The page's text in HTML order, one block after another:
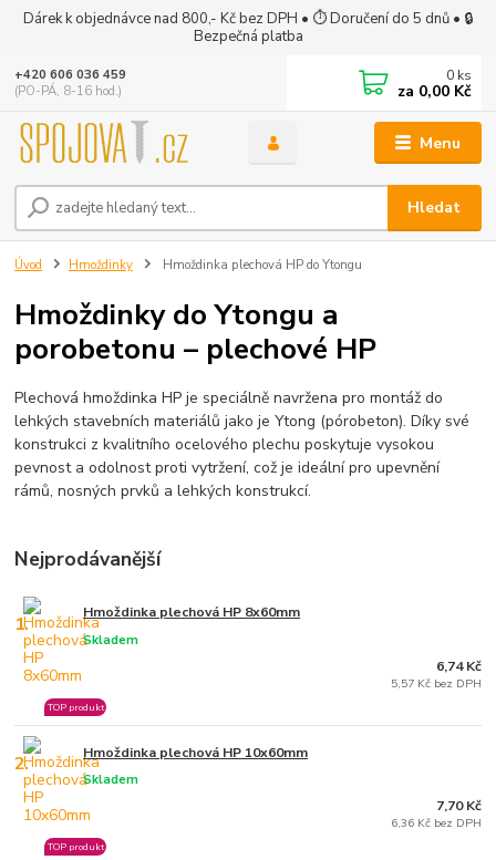
Dárek k objednávce nad 800,- Kč bez DPH • ⏱ Doručení do 5 dnů • 🔒
Bezpečná platba
Menu
Hledat
+420 606 036 459
(PO-PÁ, 8-16 hod.)
0 ks
za 0,00 Kč
Úvod Hmoždinky Hmoždinka plechová HP do Ytongu
Hmoždinky do Ytongu a
porobetonu – plechové HP
Plechová hmoždinka HP je speciálně navržena pro montáž do
lehkých stavebních materiálů jako je Ytong (pórobeton). Díky své
konstrukci z kvalitního ocelového plechu poskytuje vysokou
pevnost a odolnost proti vytržení, což je ideální pro upevnění
rámů, nosných prvků a lehkých konstrukcí.
Nejprodávanější
1. Hmoždinka plechová HP 8x60mm
Skladem
TOP produkt
6,74 Kč
5,57 Kč bez DPH
2. Hmoždinka plechová HP 10x60mm
Skladem
TOP produkt
7,70 Kč
6,36 Kč bez DPH